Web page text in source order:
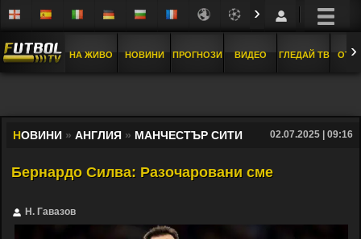
›
НА ЖИВО НОВИНИ ПРОГНОЗИ ВИДЕО ГЛЕДАЙ ТВ ›
НОВИНИ » АНГЛИЯ » МАНЧЕСТЪР СИТИ 02.07.2025 | 09:16
Бернардо Силва: Разочаровани сме
Н. Гавазов